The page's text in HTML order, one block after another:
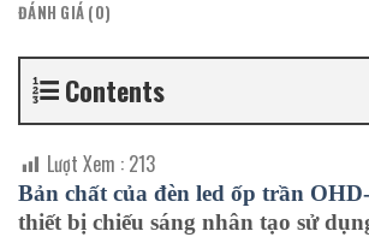
ĐÁNH GIÁ (0)
Contents
Lượt Xem : 213
Bản chất của đèn led ốp trần
thiết bị chiếu sáng nhân tạo sử